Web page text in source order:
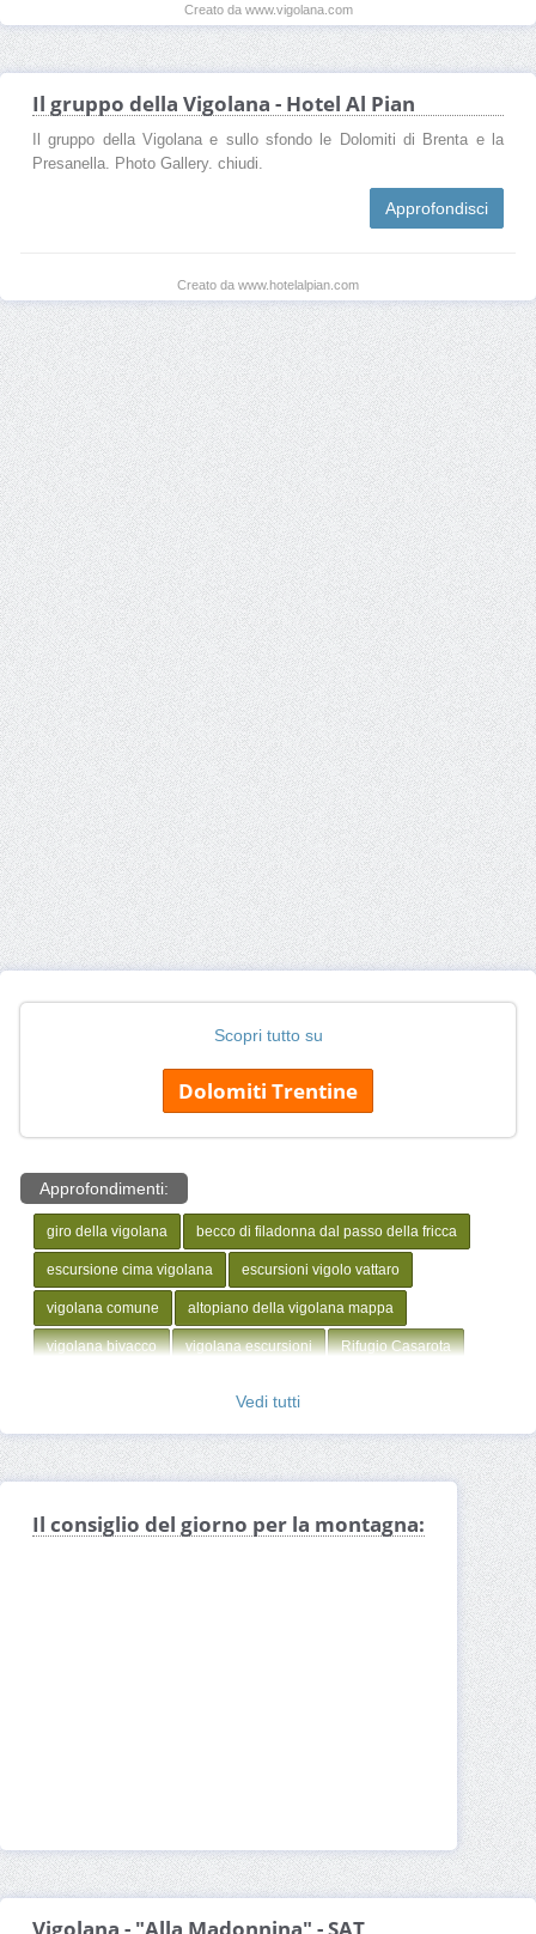
Creato da www.vigolana.com
Il gruppo della Vigolana - Hotel Al Pian
Il gruppo della Vigolana e sullo sfondo le Dolomiti di Brenta e la
Presanella. Photo Gallery. chiudi.
Approfondisci
Creato da www.hotelalpian.com
Scopri tutto su
Dolomiti Trentine
Approfondimenti:
giro della vigolana becco di filadonna dal passo della fricca
escursione cima vigolana escursioni vigolo vattaro
vigolana comune altopiano della vigolana mappa
vigolana bivacco vigolana escursioni Rifugio Casarota
Madonnina Vigolana Bivacco Vigolana Corno di Scanuppia
Vedi tutti
Il consiglio del giorno per la montagna:
Vigolana - "Alla Madonnina" - SAT